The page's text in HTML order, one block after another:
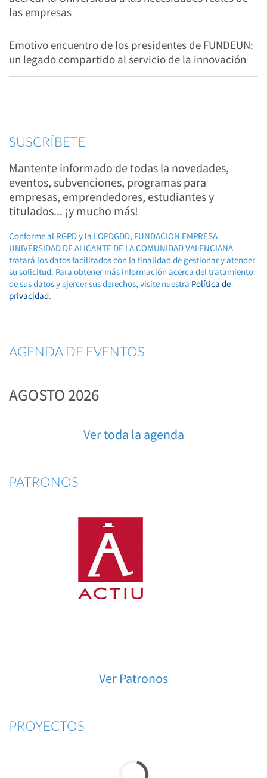
las empresas
Emotivo encuentro de los presidentes de FUNDEUN:
un legado compartido al servicio de la innovación
SUSCRÍBETE
Mantente informado de todas la novedades,
eventos, subvenciones, programas para
empresas, emprendedores, estudiantes y
titulados... ¡y mucho más!
Conforme al RGPD y la LOPDGDD, FUNDACION EMPRESA
UNIVERSIDAD DE ALICANTE DE LA COMUNIDAD VALENCIANA
tratará los datos facilitados con la finalidad de gestionar y atender
su solicitud. Para obtener más información acerca del tratamiento
de sus datos y ejercer sus derechos, visite nuestra Política de
privacidad.
AGENDA DE EVENTOS
AGOSTO 2026
Ver toda la agenda
PATRONOS
Ver Patronos
PROYECTOS